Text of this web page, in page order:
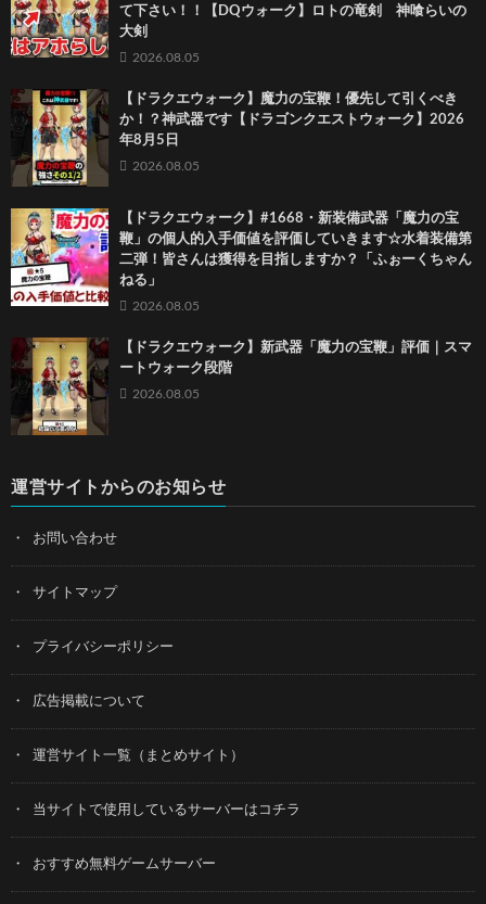
て下さい！！【DQウォーク】ロトの竜剣 神喰らいの
大剣
2026.08.05
【ドラクエウォーク】魔力の宝鞭！優先して引くべき
か！？神武器です【ドラゴンクエストウォーク】2026
年8月5日
2026.08.05
【ドラクエウォーク】#1668・新装備武器「魔力の宝
鞭」の個人的入手価値を評価していきます☆水着装備第
二弾！皆さんは獲得を目指しますか？「ふぉーくちゃん
ねる」
2026.08.05
【ドラクエウォーク】新武器「魔力の宝鞭」評価｜スマ
ートウォーク段階
2026.08.05
運営サイトからのお知らせ
お問い合わせ
サイトマップ
プライバシーポリシー
広告掲載について
運営サイト一覧（まとめサイト）
当サイトで使用しているサーバーはコチラ
おすすめ無料ゲームサーバー